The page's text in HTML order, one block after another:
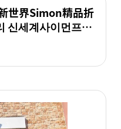
世界Simon精品折
신세계사이먼프리